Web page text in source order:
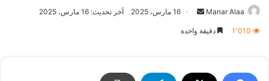
Manar Alaa
أرسل 16 مارس، 2025 آخر تحديث: 16 مارس، 2025
1٬010 دقيقة واحدة